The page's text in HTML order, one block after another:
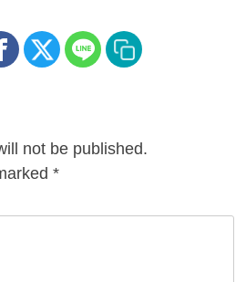
not be published.
*